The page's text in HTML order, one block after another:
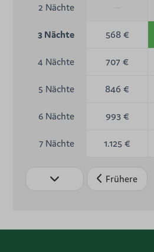
2 Nächte
3 Nächte 568 €
4 Nächte 707 €
5 Nächte 846 €
6 Nächte 993 €
7 Nächte 1.125 €
Frühere